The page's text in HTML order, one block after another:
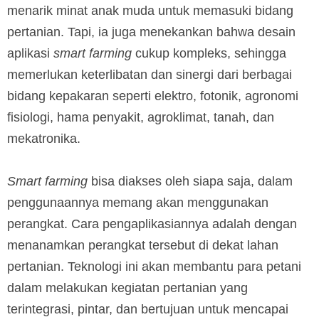
menarik minat anak muda untuk memasuki bidang
pertanian. Tapi, ia juga menekankan bahwa desain
aplikasi smart farming cukup kompleks, sehingga
memerlukan keterlibatan dan sinergi dari berbagai
bidang kepakaran seperti elektro, fotonik, agronomi
fisiologi, hama penyakit, agroklimat, tanah, dan
mekatronika.
Smart farming bisa diakses oleh siapa saja, dalam
penggunaannya memang akan menggunakan
perangkat. Cara pengaplikasiannya adalah dengan
menanamkan perangkat tersebut di dekat lahan
pertanian. Teknologi ini akan membantu para petani
dalam melakukan kegiatan pertanian yang
terintegrasi, pintar, dan bertujuan untuk mencapai